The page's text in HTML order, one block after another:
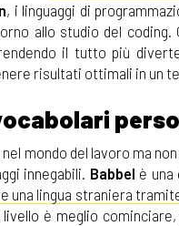
, i linguaggi di
allo studio del coding.
il tutto più
risultati ottimali in un
mondo del lavoro ma
innegabili. Babbel è una
una lingua straniera
è meglio